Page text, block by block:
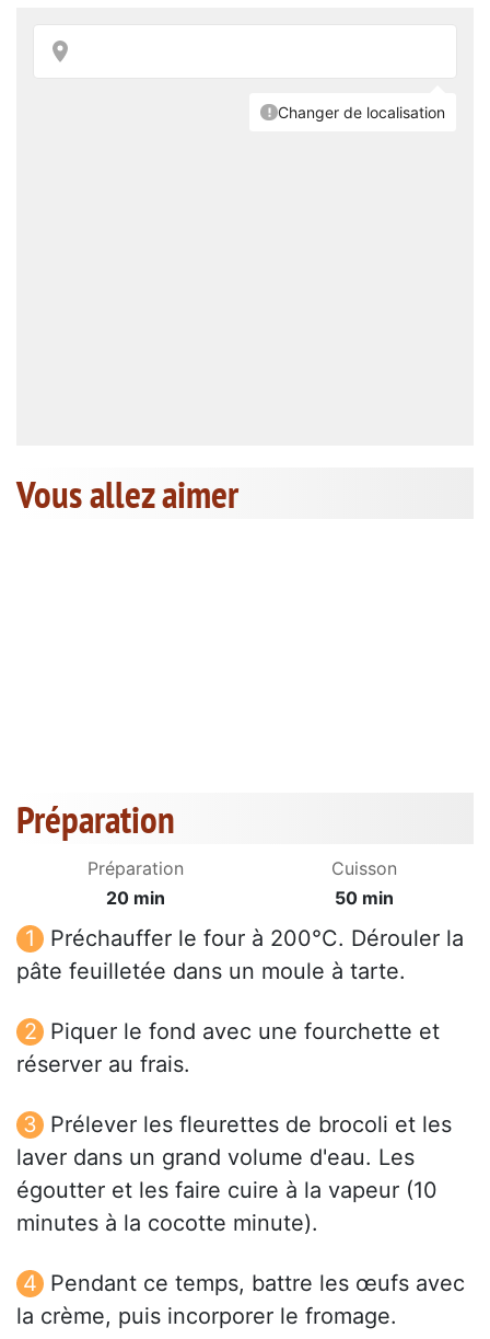
Vous allez aimer
Préparation
Préparation
20 min
Cuisson
50 min
Préchauffer le four à 200°C. Dérouler la
pâte feuilletée dans un moule à tarte.
Piquer le fond avec une fourchette et
réserver au frais.
Prélever les fleurettes de brocoli et les
laver dans un grand volume d'eau. Les
égoutter et les faire cuire à la vapeur (10
minutes à la cocotte minute).
Pendant ce temps, battre les œufs avec
la crème, puis incorporer le fromage.